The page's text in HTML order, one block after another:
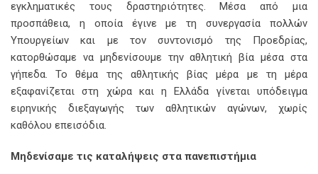
εγκληματικές τους δραστηριότητες. Μέσα από μια
προσπάθεια, η οποία έγινε με τη συνεργασία πολλών
Υπουργείων και με τον συντονισμό της Προεδρίας,
κατορθώσαμε να μηδενίσουμε την αθλητική βία μέσα στα
γήπεδα. Το θέμα της αθλητικής βίας μέρα με τη μέρα
εξαφανίζεται στη χώρα και η Ελλάδα γίνεται υπόδειγμα
ειρηνικής διεξαγωγής των αθλητικών αγώνων, χωρίς
καθόλου επεισόδια.
Μηδενίσαμε τις καταλήψεις στα πανεπιστήμια